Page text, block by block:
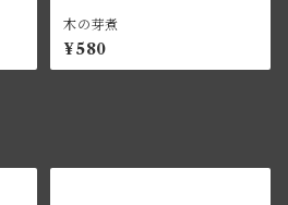
木の芽煮
¥580